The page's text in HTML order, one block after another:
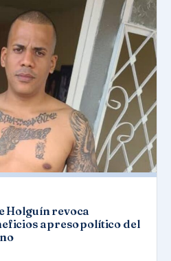
Holguín revoca
a preso político del